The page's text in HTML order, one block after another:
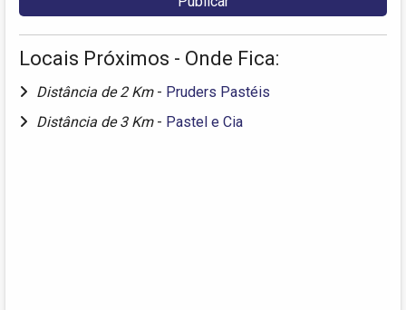
Locais Próximos - Onde Fica:
Distância de 2 Km - Pruders Pastéis
Distância de 3 Km - Pastel e Cia